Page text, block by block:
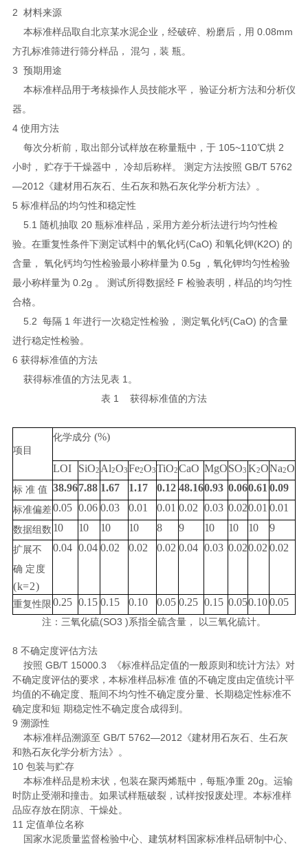
2 材料来源
本标准样品取自北京某水泥企业，经破碎、粉磨后，用 0.08mm
方孔标准筛进行筛分样品， 混匀，装 瓶。
3 预期用途
本标准样品用于考核操作人员技能水平， 验证分析方法和分析仪
器。
4 使用方法
每次分析前，取出部分试样放在称量瓶中，于 105~110℃烘 2
小时， 贮存于干燥器中， 冷却后称样。 测定方法按照 GB/T 5762
—2012《建材用石灰石、生石灰和熟石灰化学分析方法》。
5 标准样品的均匀性和稳定性
5.1 随机抽取 20 瓶标准样品，采用方差分析法进行均匀性检
验。在重复性条件下测定试料中的氧化钙(CaO) 和氧化钾(K2O) 的
含量， 氧化钙均匀性检验最小称样量为 0.5g ，氧化钾均匀性检验
最小称样量为 0.2g 。 测试所得数据经 F 检验表明，样品的均匀性
合格。
5.2 每隔 1 年进行一次稳定性检验， 测定氧化钙(CaO) 的含量
进行稳定性检验。
6 获得标准值的方法
获得标准值的方法见表 1。
表 1 获得标准值的方法
项 目
化学成分 (%)
LOI SiO2 Al2O3Fe2O3TiO2CaO MgOSO3 K2ONa2O
标 准 值 38.967.88 1.67 1.17 0.12 48.160.93 0.060.61 0.09
标准偏差0.05 0.06 0.03 0.01 0.01 0.02 0.03 0.020.01 0.01
数据组数 10 10 10 10 8 9 10 10 10 9
扩展不
确 定 度
(k=2)
0.04 0.04 0.02 0.02 0.02 0.04 0.03 0.020.02 0.02
重复性限 0.25 0.1 5 0.1 5 0.10 0.05 0.25 0.1 5 0.050.100.05
注：三氧化硫(SO3 )系指全硫含量， 以三氧化硫计。
8 不确定度评估方法
按照 GB/T 15000.3 《标准样品定值的一般原则和统计方法》对
不确定度评估的要求，本标准样品标准 值的不确定度由定值统计平
均值的不确定度、瓶间不均匀性不确定度分量、长期稳定性标准不
确定度和短 期稳定性不确定度合成得到。
9 溯源性
本标准样品溯源至 GB/T 5762—2012《建材用石灰石、生石灰
和熟石灰化学分析方法》。
10 包装与贮存
本标准样品是粉末状，包装在聚丙烯瓶中，每瓶净重 20g。运输
时防止受潮和撞击。如果试样瓶破裂，试样按报废处理。本标准样
品应存放在阴凉、干燥处。
11 定值单位名称
国家水泥质量监督检验中心、建筑材料国家标准样品研制中心、